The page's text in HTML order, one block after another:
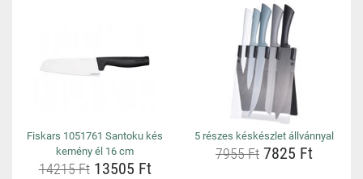
Fiskars 1051761 Santoku kés
kemény él 16 cm
14215 Ft13505 Ft
5 részes késkészlet állvánnyal
7955 Ft 7825 Ft